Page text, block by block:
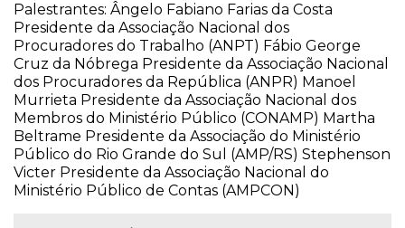
Palestrantes: Ângelo Fabiano Farias da Costa
Presidente da Associação Nacional dos
Procuradores do Trabalho (ANPT) Fábio George
Cruz da Nóbrega Presidente da Associação Nacional
dos Procuradores da República (ANPR) Manoel
Murrieta Presidente da Associação Nacional dos
Membros do Ministério Público (CONAMP) Martha
Beltrame Presidente da Associação do Ministério
Público do Rio Grande do Sul (AMP/RS) Stephenson
Victer Presidente da Associação Nacional do
Ministério Público de Contas (AMPCON)